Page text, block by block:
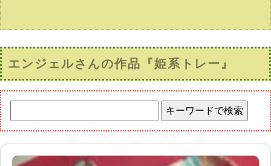
エンジェルさんの作品『姫系トレー』